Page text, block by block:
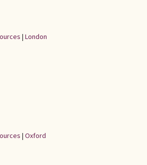
| London
| Oxford